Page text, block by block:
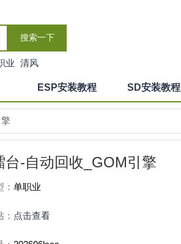
搜索一下
业 清风
ESP安装教程 SD安装教程
台-自动回收_GOM引擎
： 单职业
点击查看